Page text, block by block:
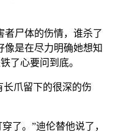
者尸体的伤情，谁杀了
像是在尽力明确她想知
了心要问到底。
长爪留下的很深的伤
了。”迪伦替他说了，